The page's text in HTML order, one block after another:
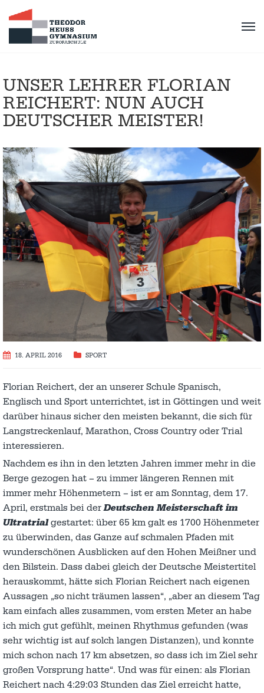
UNSER LEHRER FLORIAN
REICHERT: NUN AUCH
DEUTSCHER MEISTER!
18. APRIL 2016 SPORT
Florian Reichert, der an unserer Schule Spanisch,
Englisch und Sport unterrichtet, ist in Göttingen und weit
darüber hinaus sicher den meisten bekannt, die sich für
Langstreckenlauf, Marathon, Cross Country oder Trial
interessieren.
Nachdem es ihn in den letzten Jahren immer mehr in die
Berge gezogen hat – zu immer längeren Rennen mit
immer mehr Höhenmetern – ist er am Sonntag, dem 17.
April, erstmals bei derDeutschen Meisterschaft im
Ultratrialgestartet: über 65 km galt es 1700 Höhenmeter
zu überwinden, das Ganze auf schmalen Pfaden mit
wunderschönen Ausblicken auf den Hohen Meißner und
den Bilstein. Dass dabei gleich der Deutsche Meistertitel
herauskommt, hätte sich Florian Reichert nach eigenen
Aussagen „so nicht träumen lassen“, „aber an diesem Tag
kam einfach alles zusammen, vom ersten Meter an habe
ich mich gut gefühlt, meinen Rhythmus gefunden (was
sehr wichtig ist auf solch langen Distanzen), und konnte
mich schon nach 17 km absetzen, so dass ich im Ziel sehr
großen Vorsprung hatte“. Und was für einen: als Florian
Reichert nach 4:29:03 Stunden das Ziel erreicht hatte,